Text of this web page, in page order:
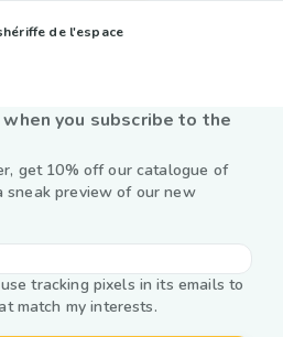
de l'espace
you subscribe to the
get 10% off our catalogue of
sneak preview of our new
tracking pixels in its emails to
match my interests.